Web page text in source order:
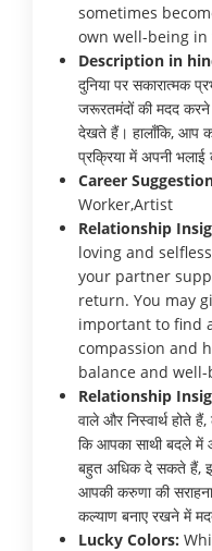
sometimes
own well-being in
Description in
दुनिया पर सकारात्मक
जरूरतमंदों की मदद
देखते हैं। हालाँकि, आप
प्रक्रिया में अपनी
Career
Worker,Artist
Relationship
loving and
your partner
return. You may
important to find
compassion and
balance and well-
Relationship
वाले और निस्वार्थ होते
कि आपका साथी बदले
बहुत अधिक दे सकते हैं,
आपकी करुणा की
कल्याण बनाए रखने में
Lucky Colors: